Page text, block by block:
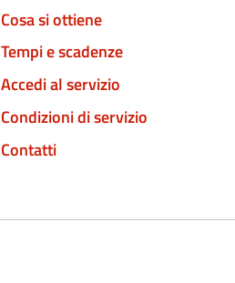
Cosa si ottiene
Tempi e scadenze
Accedi al servizio
Condizioni di servizio
Contatti